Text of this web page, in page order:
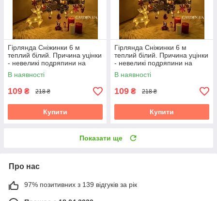
Гірлянда Сніжинки 6 м
теплий білий. Причина уцінки
- невеликі подряпини на
контролері
В наявності
109 ₴ 218 ₴
Купити
Гірлянда Сніжинки 6 м
теплий білий. Причина уцінки
- невеликі подряпини на
контролері
В наявності
109 ₴ 218 ₴
Купити
Показати ще
Про нас
97% позитивних з 139 відгуків за рік